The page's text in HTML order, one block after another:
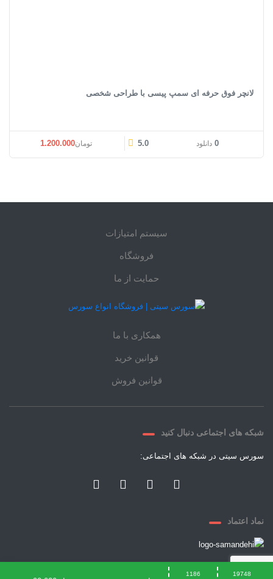
لانچر فوق حرفه ای سمپ پیسی با طراحی شخصی
0 دانلود 5.0 قیمت اصلی: تومان1.500.000 بود.
تومان1.200.000
19748
1186
سیستم امتیازات
فروشگاه
حمایت از ما
همکاری با ما
قوانین خرید
قوانین فروش
شبکه های اجتماعی دنبال کنید
سورس سیتی در شبکه های اجتماعی:
نماد اعتماد